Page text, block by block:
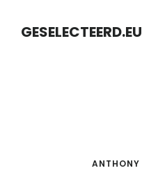
GESELECTEERD.EU
ANTHONY